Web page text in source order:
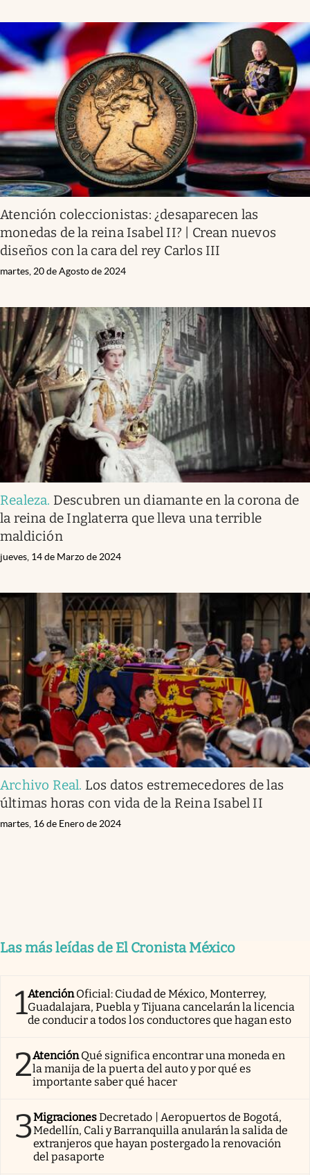
Atención coleccionistas: ¿desaparecen las
monedas de la reina Isabel II? | Crean nuevos
diseños con la cara del rey Carlos III
martes, 20 de Agosto de 2024
Realeza. Descubren un diamante en la corona de
la reina de Inglaterra que lleva una terrible
maldición
jueves, 14 de Marzo de 2024
Archivo Real. Los datos estremecedores de las
últimas horas con vida de la Reina Isabel II
martes, 16 de Enero de 2024
Las más leídas de El Cronista México
1AtenciónOficial: Ciudad de México, Monterrey,
Guadalajara, Puebla y Tijuana cancelarán la licencia
de conducir a todos los conductores que hagan esto
2AtenciónQué significa encontrar una moneda en
la manija de la puerta del auto y por qué es
importante saber qué hacer
3MigracionesDecretado | Aeropuertos de Bogotá,
Medellín, Cali y Barranquilla anularán la salida de
extranjeros que hayan postergado la renovación
del pasaporte